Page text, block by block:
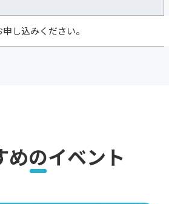
し込みください。
めのイベント